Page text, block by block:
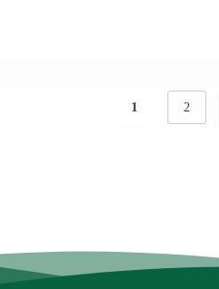
1 2